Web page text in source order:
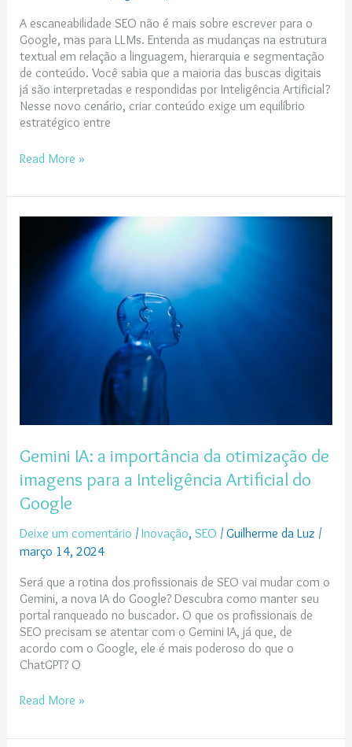
A escaneabilidade SEO não é mais sobre escrever para o
Google, mas para LLMs. Entenda as mudanças na estrutura
textual em relação a linguagem, hierarquia e segmentação
de conteúdo. Você sabia que a maioria das buscas digitais
já são interpretadas e respondidas por Inteligência Artificial?
Nesse novo cenário, criar conteúdo exige um equilíbrio
estratégico entre
Read More »
Gemini IA: a importância da otimização de
imagens para a Inteligência Artificial do
Google
Deixe um comentário /Inovação, SEO /Guilherme da Luz /
março 14, 2024
Será que a rotina dos profissionais de SEO vai mudar com o
Gemini, a nova IA do Google? Descubra como manter seu
portal ranqueado no buscador. O que os profissionais de
SEO precisam se atentar com o Gemini IA, já que, de
acordo com o Google, ele é mais poderoso do que o
ChatGPT? O
importância
do
Read More »